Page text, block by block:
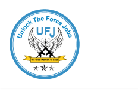
Skip
to
content